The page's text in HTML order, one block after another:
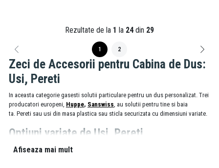
Rezultate de la 1 la 24din 29
1 2
Zeci de Accesorii pentru Cabina de Dus:
Usi, Pereti
In aceasta categorie gasesti solutii particulare pentru un dus personalizat. Trei
producatori europeni, Huppe, Sanswiss , au solutii pentru tine si baia
ta. Pereti sau usi din masa plastica sau sticla securizata cu dimensiuni variate.
Optiuni variate de Usi, Pereti
Peretii de sticla pot forma cabine de dus moderne si elegante, iar paravanul
Afiseaza mai mult